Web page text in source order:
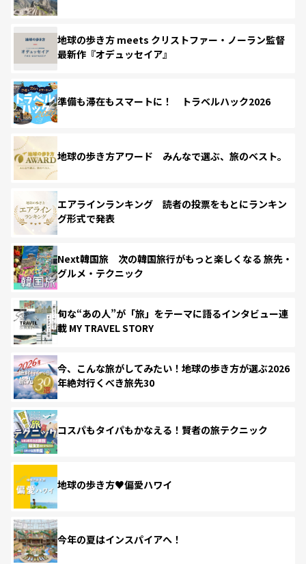
地球の歩き方 meets クリストファー・ノーラン監督
最新作『オデュッセイア』
準備も滞在もスマートに！ トラベルハック2026
地球の歩き方アワード みんなで選ぶ、旅のベスト。
エアラインランキング 読者の投票をもとにランキン
グ形式で発表
Next韓国旅 次の韓国旅行がもっと楽しくなる 旅先・
グルメ・テクニック
旬な“あの人”が「旅」をテーマに語るインタビュー連
載 MY TRAVEL STORY
今、こんな旅がしてみたい！地球の歩き方が選ぶ2026
年絶対行くべき旅先30
コスパもタイパもかなえる！賢者の旅テクニック
地球の歩き方♥偏愛ハワイ
今年の夏はインスパイアへ！